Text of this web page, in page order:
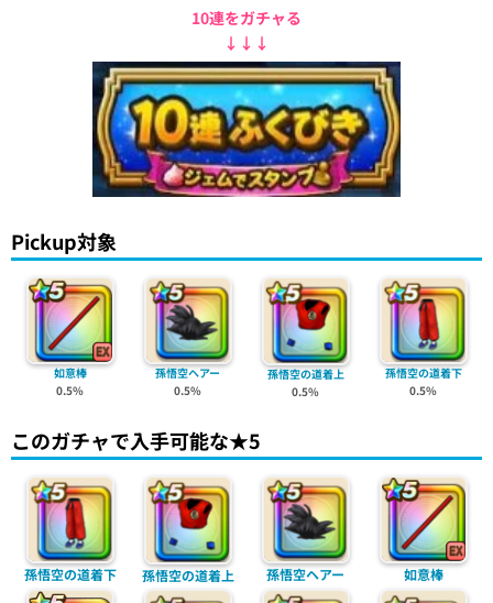
10連をガチャる
↓↓↓
Pickup対象
如意棒
0.5%
孫悟空ヘアー
0.5%
孫悟空の道着上
0.5%
孫悟空の道着下
0.5%
このガチャで入手可能な★5
孫悟空の道着下 孫悟空の道着上 孫悟空ヘアー 如意棒